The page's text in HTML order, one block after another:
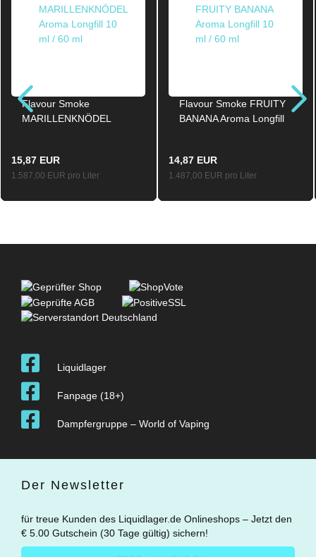
Flavour Smoke
MARILLENKNÖDEL
15,87 EUR
1.587,00 EUR pro Liter
Flavour Smoke FRUITY
BANANA Aroma Longfill
14,87 EUR
1.487,00 EUR pro Liter
Liquidlager
Fanpage (18+)
Dampfergruppe – World of Vaping
Der Newsletter
für treue Kunden des Liquidlager.de Onlineshops – Jetzt den
€ 5.00 Gutschein (30 Tage gültig) sichern!